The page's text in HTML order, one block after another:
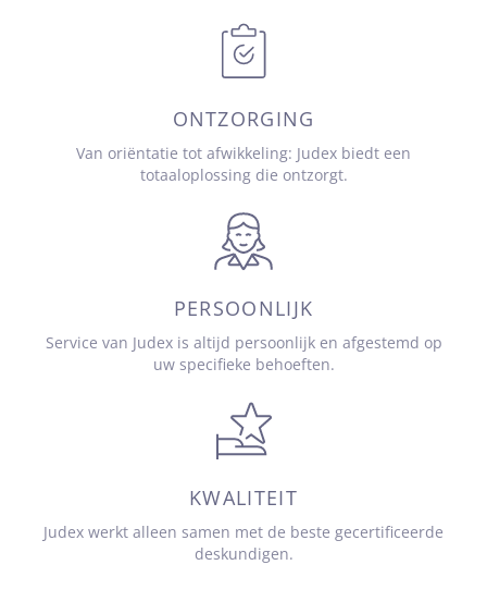
ONTZORGING
Van oriëntatie tot afwikkeling: Judex biedt een
totaaloplossing die ontzorgt.
PERSOONLIJK
Service van Judex is altijd persoonlijk en afgestemd op
uw specifieke behoeften.
KWALITEIT
Judex werkt alleen samen met de beste gecertificeerde
deskundigen.